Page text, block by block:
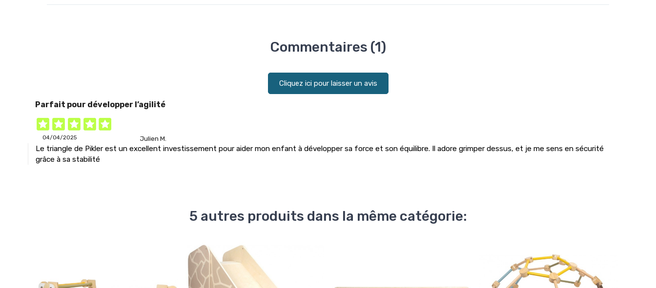
Commentaires (1)
Cliquez ici pour laisser un avis
Parfait pour développer l’agilité
04/04/2025 Julien M.
Le triangle de Pikler est un excellent investissement pour aider mon enfant à développer sa force et son équilibre. Il adore grimper dessus, et je me sens en sécurité
grâce à sa stabilité
5 autres produits dans la même catégorie: